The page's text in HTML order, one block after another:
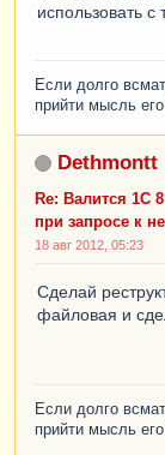
использовать с
Если долго
прийти мысль
Dethmontt
Re: Валится 1С
при запросе к
18 авг 2012, 05:23
Сделай
файловая и
Если долго
прийти мысль